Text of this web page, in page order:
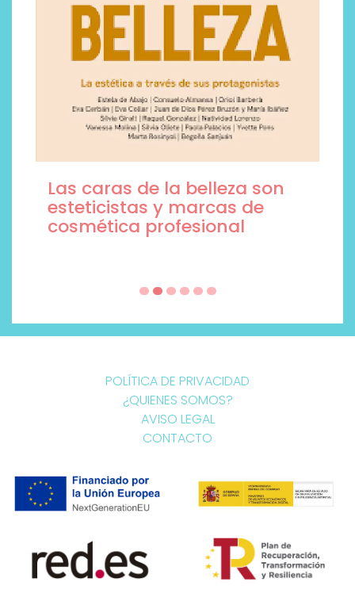
Las caras de la belleza son
esteticistas y marcas de
cosmética profesional
POLÍTICA DE PRIVACIDAD
¿QUIENES SOMOS?
AVISO LEGAL
CONTACTO